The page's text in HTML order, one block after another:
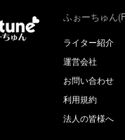
ふぉーちゅん
ライター紹介
運営会社
お問い合わせ
利用規約
法人の皆様へ